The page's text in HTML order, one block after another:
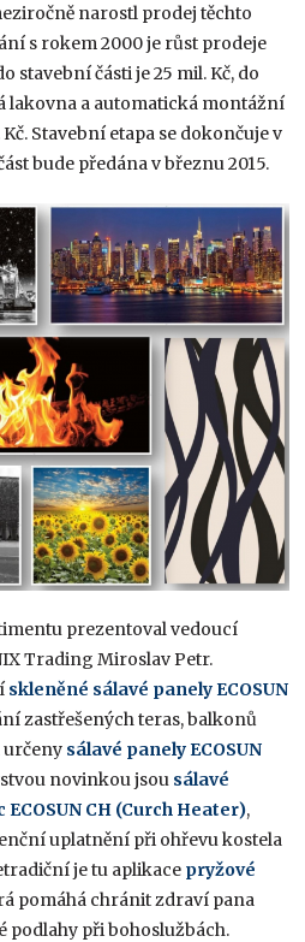
narostl prodej těchto
s rokem 2000 je růst prodeje
stavební části je 25 mil. Kč, do
lakovna a automatická montážní
Stavební etapa se dokončuje v
bude předána v březnu 2015.
prezentoval vedoucí
Trading Miroslav Petr.
skleněné sálavé panely ECOSUN
zastřešených teras, balkonů
určeny sálavé panely ECOSUN
novinkou jsou sálavé
CH (Curch Heater),
uplatnění při ohřevu kostela
je tu aplikace pryžové
pomáhá chránit zdraví pana
podlahy při bohoslužbách.